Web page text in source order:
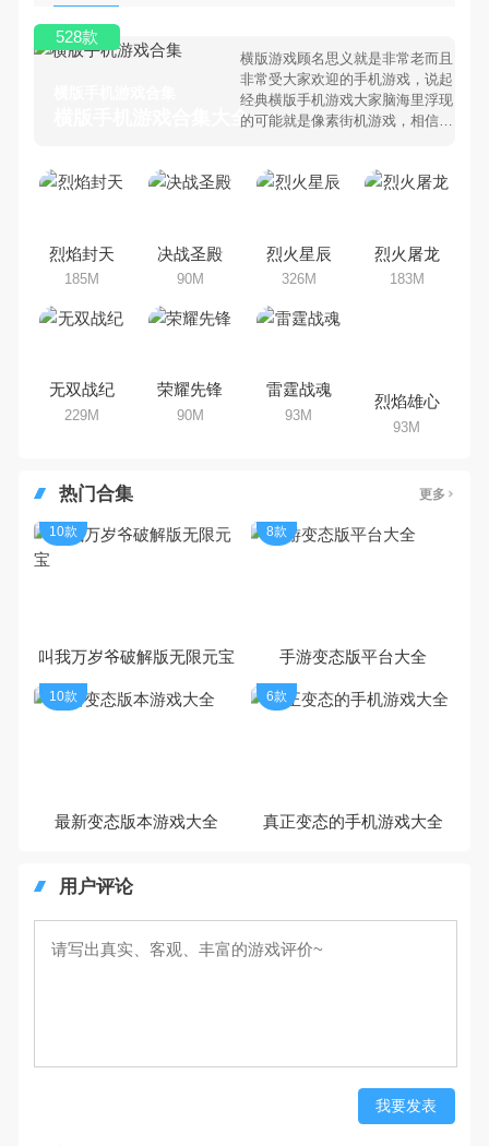
横版手机游戏合集大全 >
横版游戏顾名思义就是非常老而且
非常受大家欢迎的手机游戏，说起
经典横版手机游戏大家脑海里浮现
的可能就是像素街机游戏，相信很
版手机游戏有哪些呢？游戏今天，
集，欢迎大家前来选择下载体验
528款
烈焰封天
185M
决战圣殿
90M
烈火星辰
326M
烈火屠龙
183M
无双战纪
229M
荣耀先锋
90M
雷霆战魂
93M
烈焰雄心
93M
热门合集
叫我万岁爷破解版无限元宝
10款
手游变态版平台大全
8款
最新变态版本游戏大全
10款
真正变态的手机游戏大全
6款
用户评论
我要发表